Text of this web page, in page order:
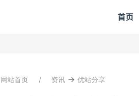
首页
网站首页 资讯 → 优站分享